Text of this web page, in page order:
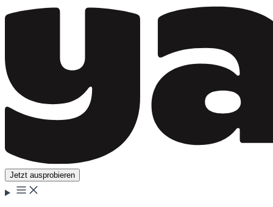
Jetzt ausprobieren